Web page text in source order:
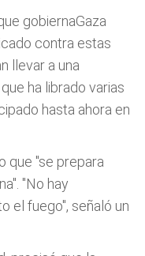
gobiernaGaza
contra estas
llevar a una
ha librado varias
hasta ahora en
que "se prepara
"No hay
el fuego", señaló un